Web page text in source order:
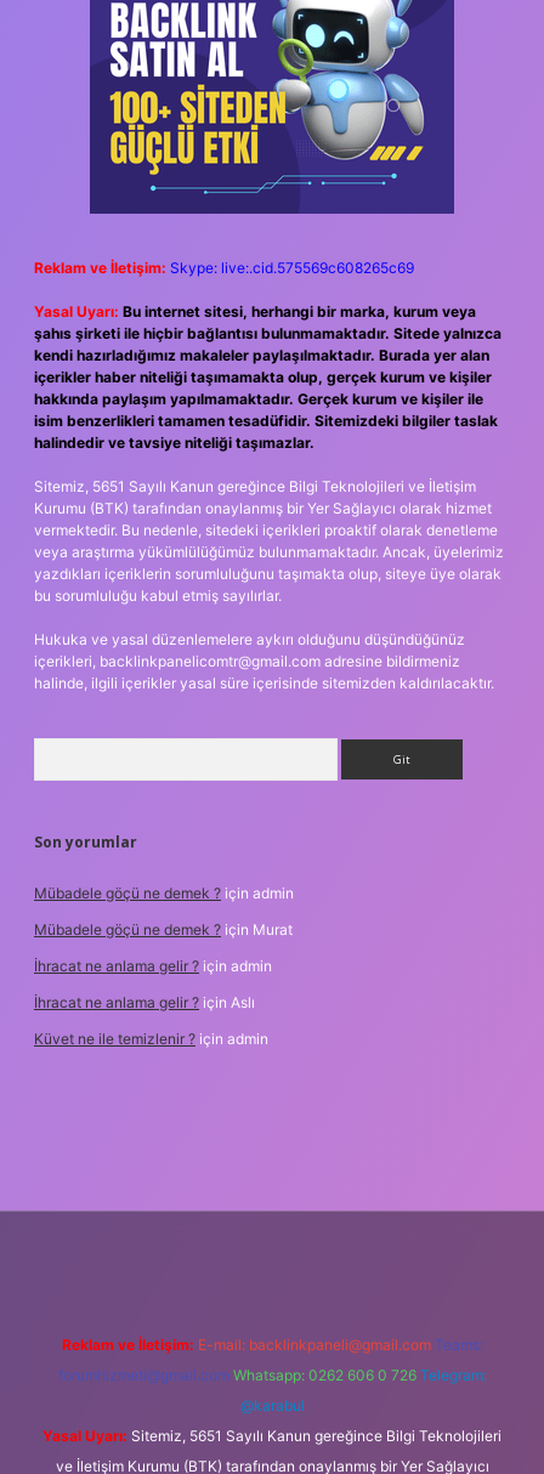
Reklam ve İletişim: Skype: live:.cid.575569c608265c69
Yasal Uyarı: Bu internet sitesi, herhangi bir marka, kurum veya
şahıs şirketi ile hiçbir bağlantısı bulunmamaktadır. Sitede yalnızca
kendi hazırladığımız makaleler paylaşılmaktadır. Burada yer alan
içerikler haber niteliği taşımamakta olup, gerçek kurum ve kişiler
hakkında paylaşım yapılmamaktadır. Gerçek kurum ve kişiler ile
isim benzerlikleri tamamen tesadüfidir. Sitemizdeki bilgiler taslak
halindedir ve tavsiye niteliği taşımazlar.
Sitemiz, 5651 Sayılı Kanun gereğince Bilgi Teknolojileri ve İletişim
Kurumu (BTK) tarafından onaylanmış bir Yer Sağlayıcı olarak hizmet
vermektedir. Bu nedenle, sitedeki içerikleri proaktif olarak denetleme
veya araştırma yükümlülüğümüz bulunmamaktadır. Ancak, üyelerimiz
yazdıkları içeriklerin sorumluluğunu taşımakta olup, siteye üye olarak
bu sorumluluğu kabul etmiş sayılırlar.
Hukuka ve yasal düzenlemelere aykırı olduğunu düşündüğünüz
içerikleri, backlinkpanelicomtr@gmail.com adresine bildirmeniz
halinde, ilgili içerikler yasal süre içerisinde sitemizden kaldırılacaktır.
Son yorumlar
Mübadele göçü ne demek ? için admin
Mübadele göçü ne demek ? için Murat
İhracat ne anlama gelir ? için admin
İhracat ne anlama gelir ? için Aslı
Küvet ne ile temizlenir ? için admin
Reklam ve İletişim: E-mail: backlinkpaneli@gmail.com Teams:
forumhizmeti@gmail.com Whatsapp: 0262 606 0 726 Telegram:
@karabul
Yasal Uyarı: Sitemiz, 5651 Sayılı Kanun gereğince Bilgi Teknolojileri
ve İletişim Kurumu (BTK) tarafından onaylanmış bir Yer Sağlayıcı